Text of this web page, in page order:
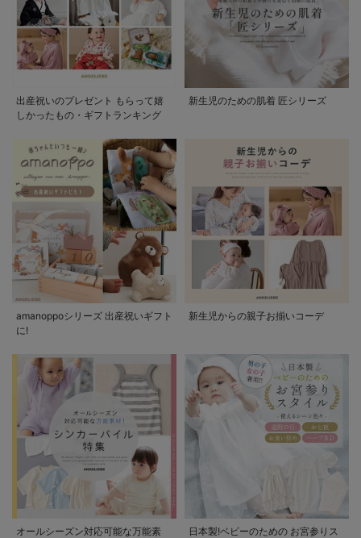
出産祝いのプレゼント もらって嬉
しかったもの・ギフトランキング
新生児のための肌着 匠シリーズ
amanoppoシリーズ 出産祝いギフト
に!
新生児からの親子お揃いコーデ
オールシーズン対応可能な万能素
日本製!ベビーのための お宮参りス